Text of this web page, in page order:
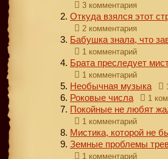
3 комментария
Откуда взялся этот
2 комментария
Бабушка знала, что
1 комментарий
Брата преследует
1 комментарий
Необычная музыка
Роковые числа 1
Покойные не любят
1 комментарий
Мистика, которой не
Земные проблемы
1 комментарий